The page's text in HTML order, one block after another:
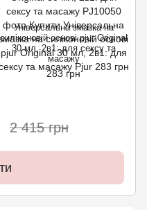
Універсальна змазка на
силіконовій основі pjur Original
30 мл, 2в1: для сексу та
масажу
283 грн
2 415 грн